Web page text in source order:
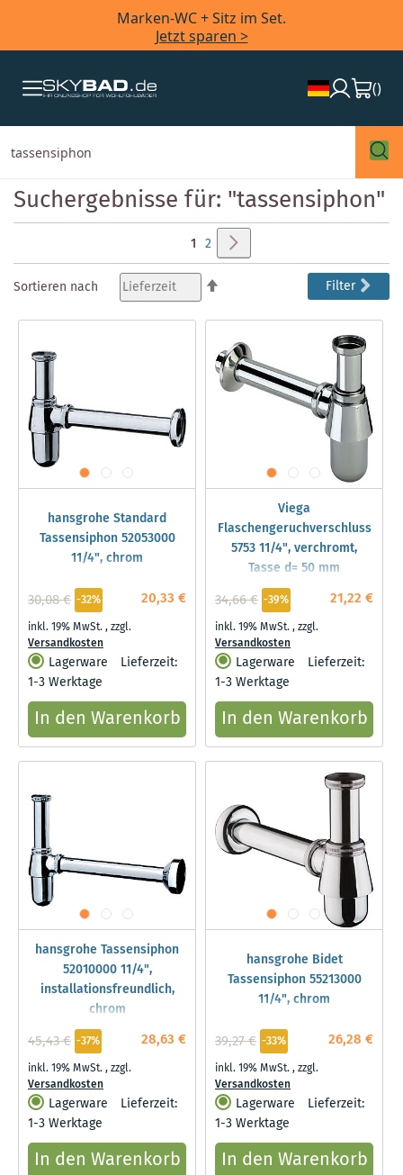
Marken-WC + Sitz im Set.
Jetzt sparen >
()
Suchergebnisse für: "tassensiphon"
Sie
lesen
gerade
1 Seite
2
Sortieren nach
Reihenfolge
Filter
hansgrohe Standard
Tassensiphon 52053000
11/4", chrom
20,33 €
30,08 € -32%
inkl. 19% MwSt.,zzgl.
Versandkosten
Lagerware
Lieferzeit:
1-3 Werktage
In den Warenkorb
Viega
Flaschengeruchverschluss
5753 11/4", verchromt,
Tasse d= 50 mm
21,22 €
34,66 € -39%
inkl. 19% MwSt.,zzgl.
Versandkosten
Lagerware
Lieferzeit:
1-3 Werktage
In den Warenkorb
hansgrohe Tassensiphon
52010000 11/4",
installationsfreundlich,
chrom
28,63 €
45,43 € -37%
inkl. 19% MwSt.,zzgl.
Versandkosten
Lagerware
Lieferzeit:
1-3 Werktage
In den Warenkorb
hansgrohe Bidet
Tassensiphon 55213000
11/4", chrom
26,28 €
39,27 € -33%
inkl. 19% MwSt.,zzgl.
Versandkosten
Lagerware
Lieferzeit:
1-3 Werktage
In den Warenkorb